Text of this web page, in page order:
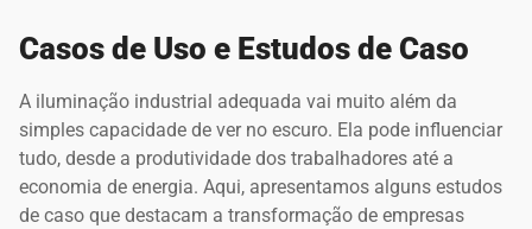
Casos de Uso e Estudos de Caso
A iluminação industrial adequada vai muito além da
simples capacidade de ver no escuro. Ela pode influenciar
tudo, desde a produtividade dos trabalhadores até a
economia de energia. Aqui, apresentamos alguns estudos
de caso que destacam a transformação de empresas